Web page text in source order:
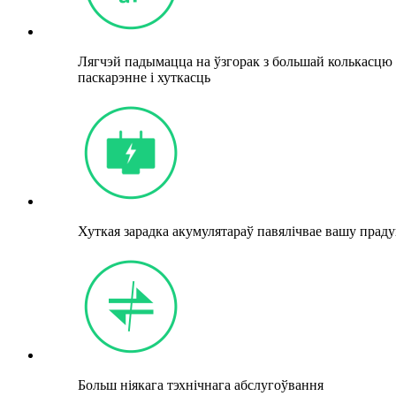
Лягчэй падымацца на ўзгорак з большай колькасцю
паскарэнне і хуткасць
Хуткая зарадка акумулятараў павялічвае вашу
Больш ніякага тэхнічнага абслугоўвання